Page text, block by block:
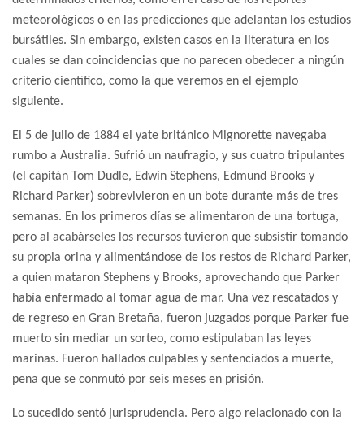
meteorológicos o en las predicciones que adelantan los estudios
bursátiles. Sin embargo, existen casos en la literatura en los
cuales se dan coincidencias que no parecen obedecer a ningún
criterio científico, como la que veremos en el ejemplo
siguiente.
El 5 de julio de 1884 el yate británico Mignorette navegaba
rumbo a Australia. Sufrió un naufragio, y sus cuatro tripulantes
(el capitán Tom Dudle, Edwin Stephens, Edmund Brooks y
Richard Parker) sobrevivieron en un bote durante más de tres
semanas. En los primeros días se alimentaron de una tortuga,
pero al acabárseles los recursos tuvieron que subsistir tomando
su propia orina y alimentándose de los restos de Richard Parker,
a quien mataron Stephens y Brooks, aprovechando que Parker
había enfermado al tomar agua de mar. Una vez rescatados y
de regreso en Gran Bretaña, fueron juzgados porque Parker fue
muerto sin mediar un sorteo, como estipulaban las leyes
marinas. Fueron hallados culpables y sentenciados a muerte,
pena que se conmutó por seis meses en prisión.
Lo sucedido sentó jurisprudencia. Pero algo relacionado con la